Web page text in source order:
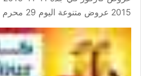
2015 عروض متنوعة اليوم 29 محرم من عام 1437 هجري والتي…